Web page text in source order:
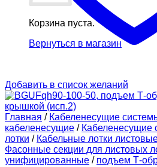
Корзина пуста.
Вернуться в магазин
Добавить в список желаний
Главная / Кабеленесущие
кабеленесущие / Кабеленесущие
лотки / Кабельные лотки
Фасонные секции для листовых
унифицированные / подъем Т-